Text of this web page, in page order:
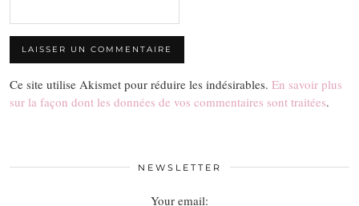
Ce site utilise Akismet pour réduire les indésirables. En savoir plus
sur la façon dont les données de vos commentaires sont traitées.
NEWSLETTER
Your email: